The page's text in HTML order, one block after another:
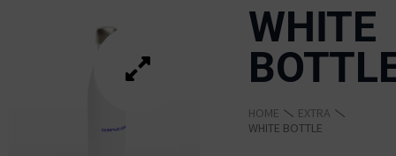
WHITE
HOME
EXTRA
WHITE BOTTLE